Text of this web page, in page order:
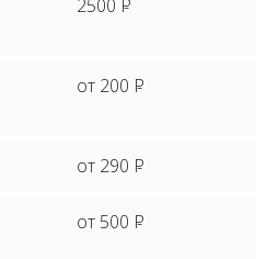
2500 P
от 200 P
от 290 P
от 500 P